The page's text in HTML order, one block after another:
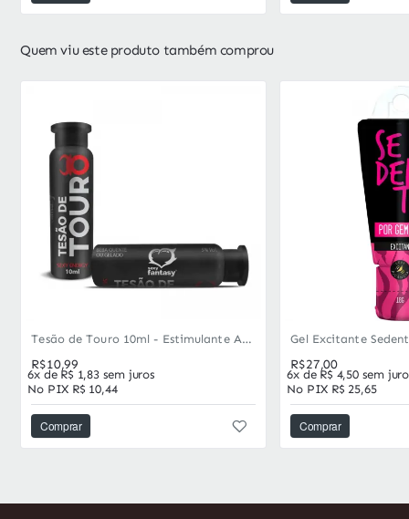
Quem viu este produto também comprou
Mais vendidosTesão de Touro 10ml - Estimulante Afrodisíaco Masculino com Taurina
R$10,99
6x de R$ 1,83 sem juros
No PIX R$ 10,44
Comprar
R$27,00
6x de R$ 4,50 sem
No PIX R$ 25,65
Comprar